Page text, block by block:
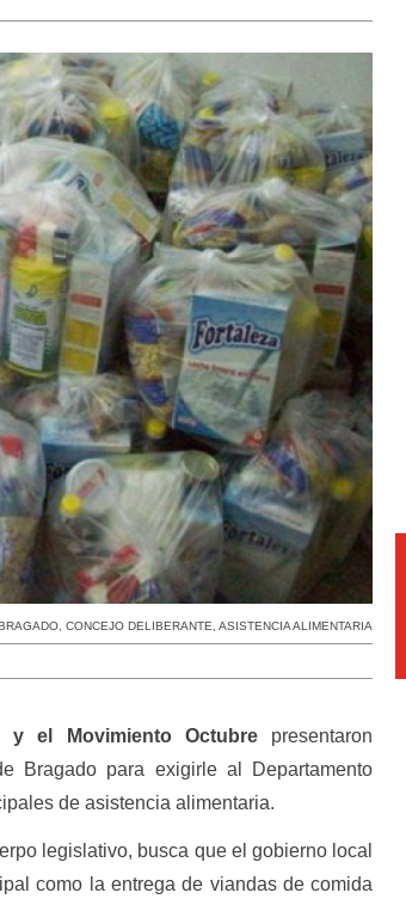
,CONCEJO DELIBERANTE ,ASISTENCIA ALIMENTARIA
y el Movimiento Octubrepresentaron
Bragado para exigirle al Departamento
de asistencia alimentaria.
legislativo, busca que el gobierno local
como la entrega de viandas de comida